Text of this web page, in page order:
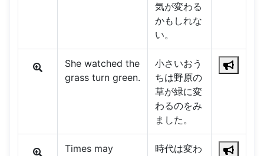
気が変わる
かもしれな
い。
She watched the
grass turn green.
小さいおう
ちは野原の
草が緑に変
わるのをみ
ました。
Times may
時代は変わ